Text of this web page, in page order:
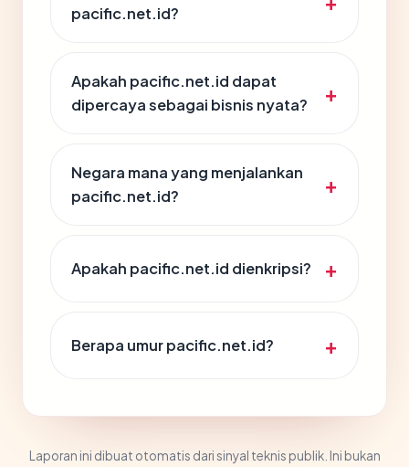
pacific.net.id?
Apakah pacific.net.id dapat
dipercaya sebagai bisnis nyata?
Negara mana yang menjalankan
pacific.net.id?
Apakah pacific.net.id dienkripsi?
Berapa umur pacific.net.id?
Laporan ini dibuat otomatis dari sinyal teknis publik. Ini bukan